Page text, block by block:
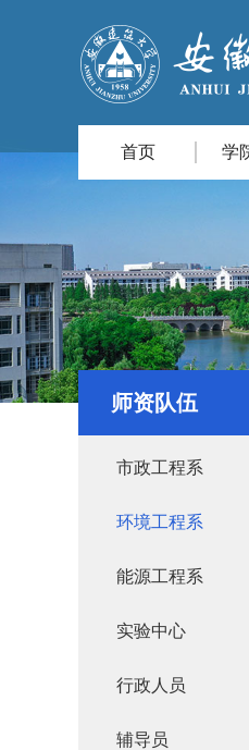
首页 学
师资队伍
市政工程系
环境工程系
能源工程系
实验中心
行政人员
辅导员